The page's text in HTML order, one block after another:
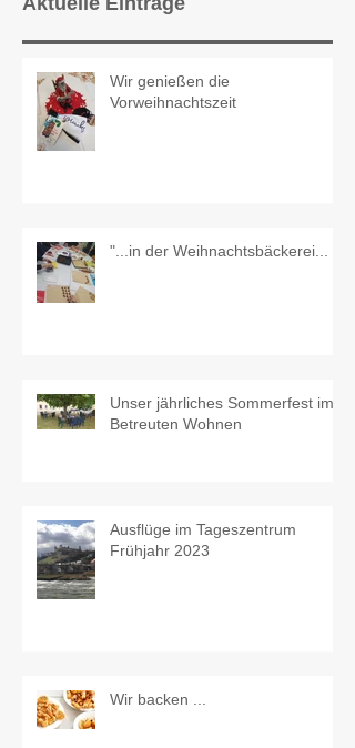
Wir genießen die
Vorweihnachtszeit
"...in der Weihnachtsbäckerei...
Unser jährliches Sommerfest im
Betreuten Wohnen
Ausflüge im Tageszentrum
Frühjahr 2023
Wir backen ...